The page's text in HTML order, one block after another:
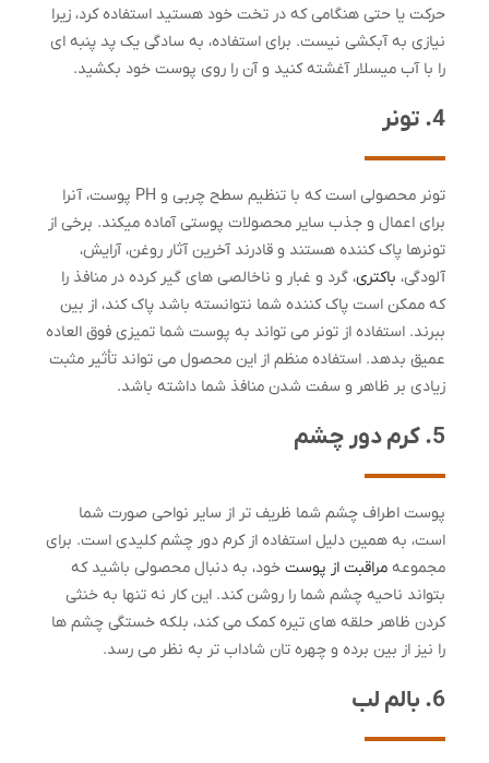
حرکت یا حتی هنگامی که در تخت خود هستید استفاده کرد، زیرا
نیازی به آبکشی نیست. برای استفاده، به سادگی یک پد پنبه ای
را با آب میسلار آغشته کنید و آن را روی پوست خود بکشید.
4. تونر
تونر محصولی است که با تنظیم سطح چربی و PH پوست، آنرا
برای اعمال و جذب سایر محصولات پوستی آماده میکند. برخی از
تونرها پاک کننده هستند و قادرند آخرین آثار روغن، آرایش،
آلودگی، باکتری، گرد و غبار و ناخالصی های گیر کرده در منافذ را
که ممکن است پاک کننده شما نتوانسته باشد پاک کند، از بین
ببرند. استفاده از تونر می تواند به پوست شما تمیزی فوق العاده
عمیق بدهد. استفاده منظم از این محصول می تواند تأثیر مثبت
زیادی بر ظاهر و سفت شدن منافذ شما داشته باشد.
5. کرم دور چشم
پوست اطراف چشم شما ظریف تر از سایر نواحی صورت شما
است، به همین دلیل استفاده از کرم دور چشم کلیدی است. برای
مجموعه مراقبت از پوست خود، به دنبال محصولی باشید که
بتواند ناحیه چشم شما را روشن کند. این کار نه تنها به خنثی
کردن ظاهر حلقه های تیره کمک می کند، بلکه خستگی چشم ها
را نیز از بین برده و چهره تان شاداب تر به نظر می رسد.
6. بالم لب